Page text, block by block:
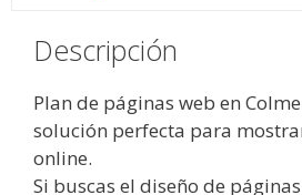
Descripción
Plan de páginas web en
solución perfecta para
online.
Si buscas el diseño de